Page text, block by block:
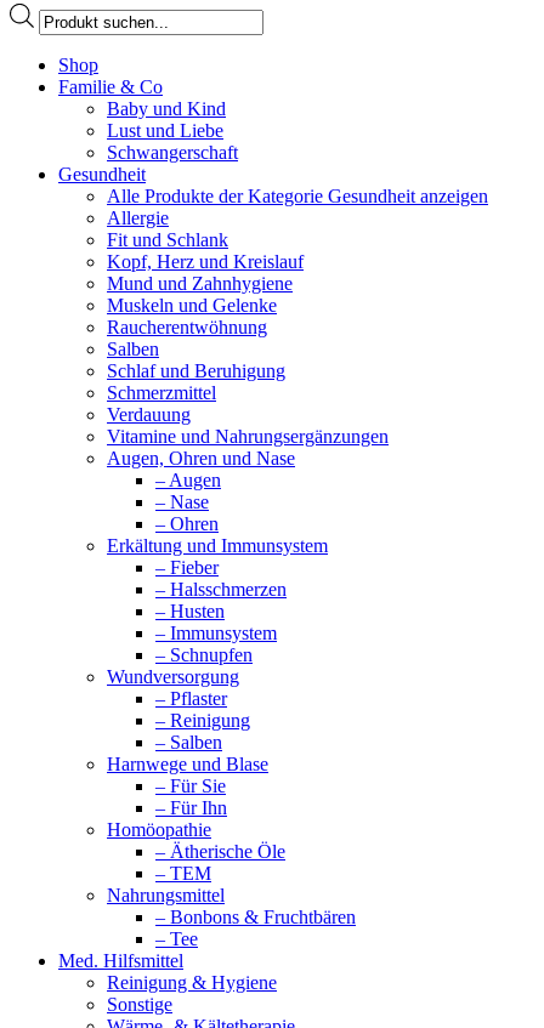
Products
search
page
opens
Shop
Familie & Co
Baby und Kind
Lust und Liebe
Schwangerschaft
Gesundheit
Alle Produkte der Kategorie Gesundheit anzeigen
Allergie
Fit und Schlank
Kopf, Herz und Kreislauf
Mund und Zahnhygiene
Muskeln und Gelenke
Raucherentwöhnung
Salben
Schlaf und Beruhigung
Schmerzmittel
Verdauung
Vitamine und Nahrungsergänzungen
Augen, Ohren und Nase
– Augen
– Nase
– Ohren
Erkältung und Immunsystem
– Fieber
– Halsschmerzen
– Husten
– Immunsystem
– Schnupfen
Wundversorgung
– Pflaster
– Reinigung
– Salben
Harnwege und Blase
– Für Sie
– Für Ihn
Homöopathie
– Ätherische Öle
– TEM
Nahrungsmittel
– Bonbons & Fruchtbären
– Tee
Med. Hilfsmittel
Reinigung & Hygiene
Sonstige